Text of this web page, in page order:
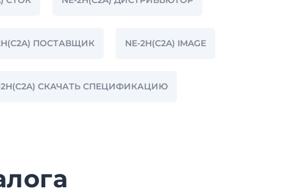
ПОСТАВЩИК NE-2H(C2A) IMAGE
2H(C2A) СКАЧАТЬ СПЕЦИФИКАЦИЮ